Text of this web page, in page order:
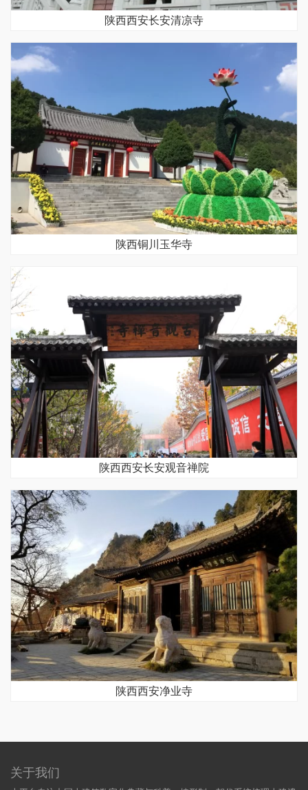
陕西西安长安清凉寺
陕西铜川玉华寺
陕西西安长安观音禅院
陕西西安净业寺
关于我们